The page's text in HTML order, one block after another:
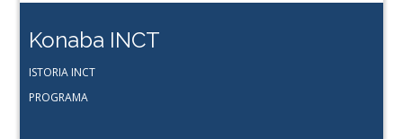
Konaba INCT
ISTORIA INCT
PROGRAMA